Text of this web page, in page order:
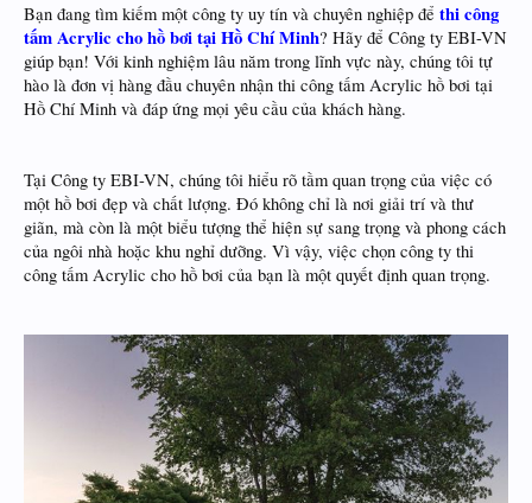
Bạn đang tìm kiếm một công ty uy tín và chuyên nghiệp để thi công
tấm Acrylic cho hồ bơi tại Hồ Chí Minh? Hãy để Công ty EBI-VN
giúp bạn! Với kinh nghiệm lâu năm trong lĩnh vực này, chúng tôi tự
hào là đơn vị hàng đầu chuyên nhận thi công tấm Acrylic hồ bơi tại
Hồ Chí Minh và đáp ứng mọi yêu cầu của khách hàng.
Tại Công ty EBI-VN, chúng tôi hiểu rõ tầm quan trọng của việc có
một hồ bơi đẹp và chất lượng. Đó không chỉ là nơi giải trí và thư
giãn, mà còn là một biểu tượng thể hiện sự sang trọng và phong cách
của ngôi nhà hoặc khu nghỉ dưỡng. Vì vậy, việc chọn công ty thi
công tấm Acrylic cho hồ bơi của bạn là một quyết định quan trọng.